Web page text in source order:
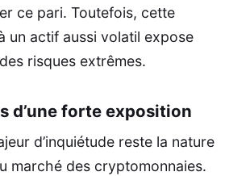
ce pari. Toutefois, cette
un actif aussi volatil expose
risques extrêmes.
d’une forte exposition
d’inquiétude reste la nature
marché des cryptomonnaies.